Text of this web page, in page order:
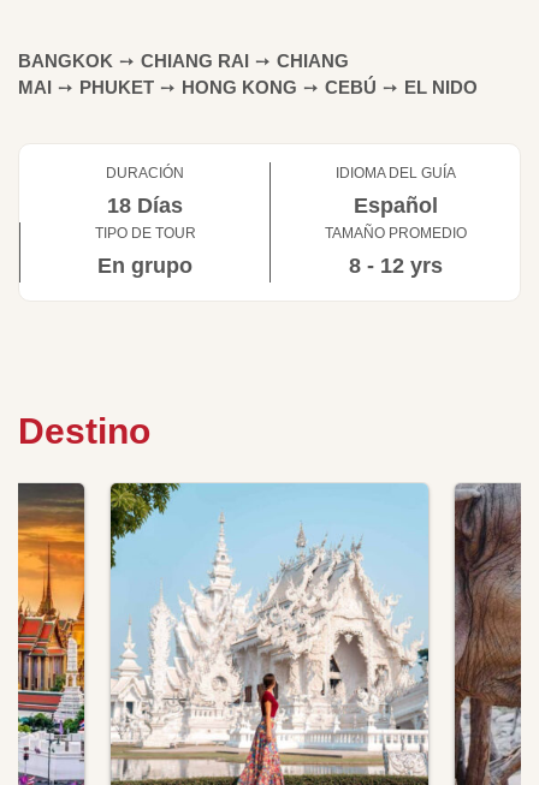
BANGKOK ➙ CHIANG RAI ➙ CHIANG
MAI ➙ PHUKET ➙ HONG KONG ➙ CEBÚ ➙ EL NIDO
DURACIÓN
18 Días
IDIOMA DEL GUÍA
Español
TIPO DE TOUR
En grupo
TAMAÑO PROMEDIO
8 - 12 yrs
Destino